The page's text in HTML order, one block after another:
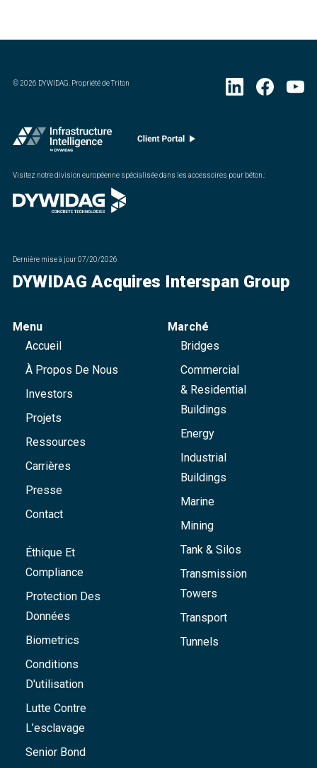
©2026 DYWIDAG. Propriété de Triton
Visitez notre division européenne spécialisée dans les accessoires pour béton. :
Dernière mise à jour07/20/2026
DYWIDAG Acquires Interspan Group
Menu
Accueil
À Propos De Nous
Investors
Projets
Ressources
Carrières
Presse
Contact
Éthique Et
Compliance
Protection Des
Données
Biometrics
Conditions
D'utilisation
Lutte Contre
L’esclavage
Senior Bond
Marché
Bridges
Commercial
& Residential
Buildings
Energy
Industrial
Buildings
Marine
Mining
Tank & Silos
Transmission
Towers
Transport
Tunnels